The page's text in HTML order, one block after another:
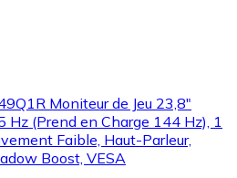
Moniteur de Jeu 23,8"
Hz (Prend en Charge 144 Hz), 1
Faible, Haut-Parleur,
Boost, VESA